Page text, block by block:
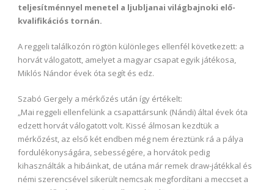
teljesítménnyel menetel a ljubljanai világbajnoki elő-
kvalifikációs tornán.
A reggeli találkozón rögtön különleges ellenfél következett: a
horvát válogatott, amelyet a magyar csapat egyik játékosa,
Miklós Nándor évek óta segít és edz.
Szabó Gergely a mérkőzés után így értékelt:
„Mai reggeli ellenfelünk a csapattársunk (Nándi) által évek óta
edzett horvát válogatott volt. Kissé álmosan kezdtük a
mérkőzést, az első két endben még nem éreztünk rá a pálya
fordulékonyságára, sebességére, a horvátok pedig
kihasználták a hibáinkat, de utána már remek draw-játékkal és
némi szerencsével sikerült nemcsak megfordítani a meccset a